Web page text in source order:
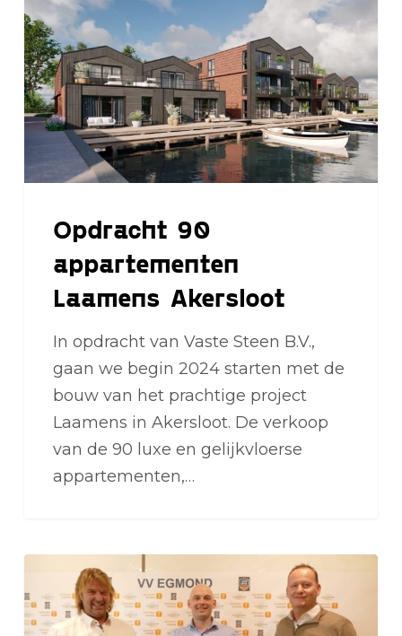
appartementen
Laamens
Akersloot
Opdracht 90
appartementen
Laamens Akersloot
In opdracht van Vaste Steen B.V.,
gaan we begin 2024 starten met de
bouw van het prachtige project
Laamens in Akersloot. De verkoop
van de 90 luxe en gelijkvloerse
appartementen,…
Tervoort
Egmond
hoofdsponsor